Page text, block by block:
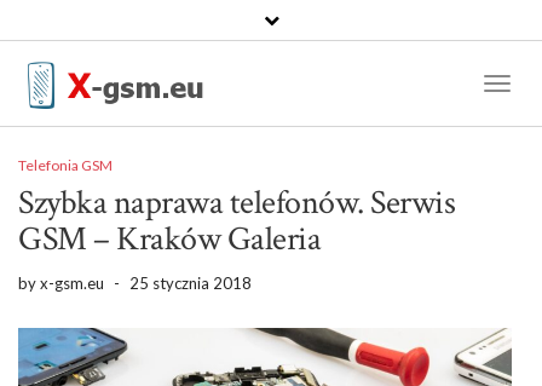
Telefonia GSM
Szybka naprawa telefonów. Serwis
GSM – Kraków Galeria
byx-gsm.eu - 25 stycznia 2018